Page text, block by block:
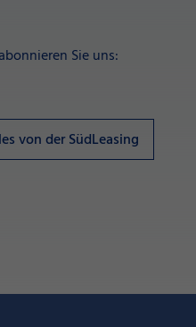
Sie uns:
von der SüdLeasing